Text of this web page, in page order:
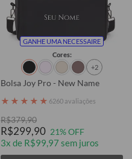
GANHE UMA NECESSAIRE
Cores:
+2
Bolsa Joy Pro - New Name
★ ★ ★ ★ ★ 6260 avaliações
R$379,90
R$299,90 21% OFF
3x de R$99,97 sem juros